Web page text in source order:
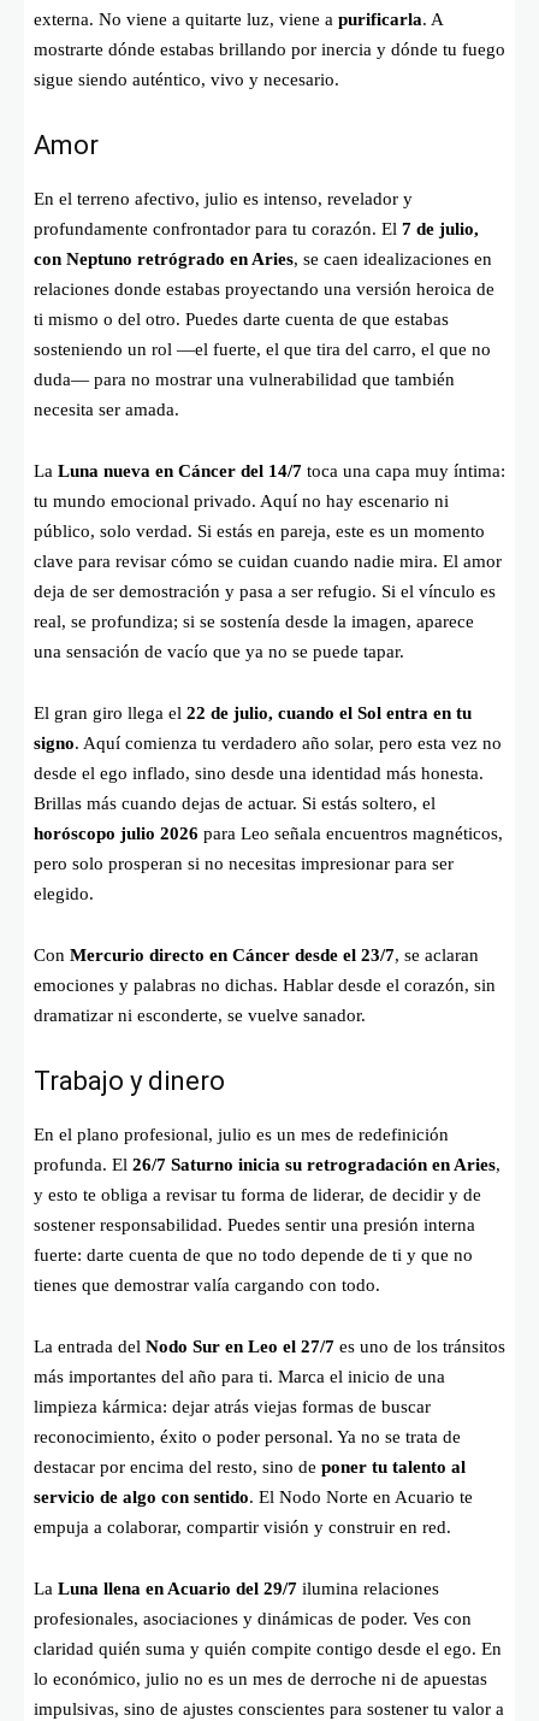
externa. No viene a quitarte luz, viene a purificarla. A
mostrarte dónde estabas brillando por inercia y dónde tu fuego
sigue siendo auténtico, vivo y necesario.
Amor
En el terreno afectivo, julio es intenso, revelador y
profundamente confrontador para tu corazón. El 7 de julio,
con Neptuno retrógrado en Aries, se caen idealizaciones en
relaciones donde estabas proyectando una versión heroica de
ti mismo o del otro. Puedes darte cuenta de que estabas
sosteniendo un rol —el fuerte, el que tira del carro, el que no
duda— para no mostrar una vulnerabilidad que también
necesita ser amada.
La Luna nueva en Cáncer del 14/7 toca una capa muy íntima:
tu mundo emocional privado. Aquí no hay escenario ni
público, solo verdad. Si estás en pareja, este es un momento
clave para revisar cómo se cuidan cuando nadie mira. El amor
deja de ser demostración y pasa a ser refugio. Si el vínculo es
real, se profundiza; si se sostenía desde la imagen, aparece
una sensación de vacío que ya no se puede tapar.
El gran giro llega el 22 de julio, cuando el Sol entra en tu
signo. Aquí comienza tu verdadero año solar, pero esta vez no
desde el ego inflado, sino desde una identidad más honesta.
Brillas más cuando dejas de actuar. Si estás soltero, el
horóscopo julio 2026 para Leo señala encuentros magnéticos,
pero solo prosperan si no necesitas impresionar para ser
elegido.
Con Mercurio directo en Cáncer desde el 23/7, se aclaran
emociones y palabras no dichas. Hablar desde el corazón, sin
dramatizar ni esconderte, se vuelve sanador.
Trabajo y dinero
En el plano profesional, julio es un mes de redefinición
profunda. El 26/7 Saturno inicia su retrogradación en Aries,
y esto te obliga a revisar tu forma de liderar, de decidir y de
sostener responsabilidad. Puedes sentir una presión interna
fuerte: darte cuenta de que no todo depende de ti y que no
tienes que demostrar valía cargando con todo.
La entrada del Nodo Sur en Leo el 27/7 es uno de los tránsitos
más importantes del año para ti. Marca el inicio de una
limpieza kármica: dejar atrás viejas formas de buscar
reconocimiento, éxito o poder personal. Ya no se trata de
destacar por encima del resto, sino de poner tu talento al
servicio de algo con sentido. El Nodo Norte en Acuario te
empuja a colaborar, compartir visión y construir en red.
La Luna llena en Acuario del 29/7 ilumina relaciones
profesionales, asociaciones y dinámicas de poder. Ves con
claridad quién suma y quién compite contigo desde el ego. En
lo económico, julio no es un mes de derroche ni de apuestas
impulsivas, sino de ajustes conscientes para sostener tu valor a